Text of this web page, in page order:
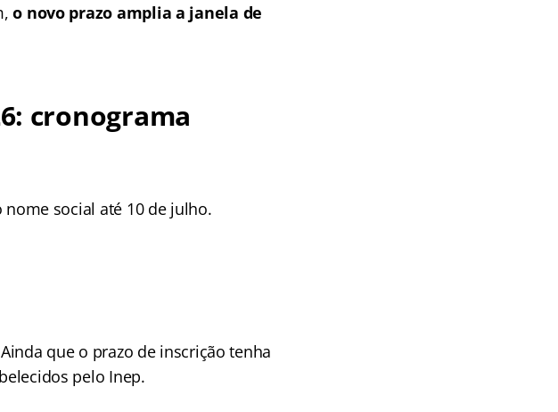
o novo prazo amplia a janela de
cronograma
social até 10 de julho.
que o prazo de inscrição tenha
pelo Inep.